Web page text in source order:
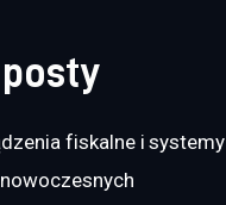
fiskalne i systemy